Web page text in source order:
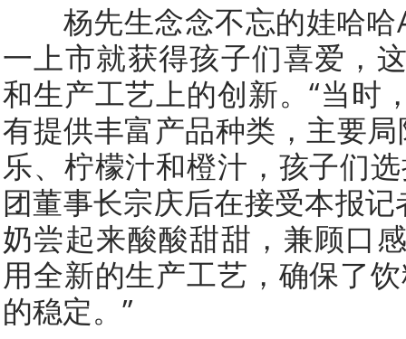
杨先生念念不忘的娃哈哈
一上市就获得孩子们喜爱，
和生产工艺上的创新。“当时
有提供丰富产品种类，主要
乐、柠檬汁和橙汁，孩子们
团董事长宗庆后在接受本报
奶尝起来酸酸甜甜，兼顾口
用全新的生产工艺，确保了
的稳定。”